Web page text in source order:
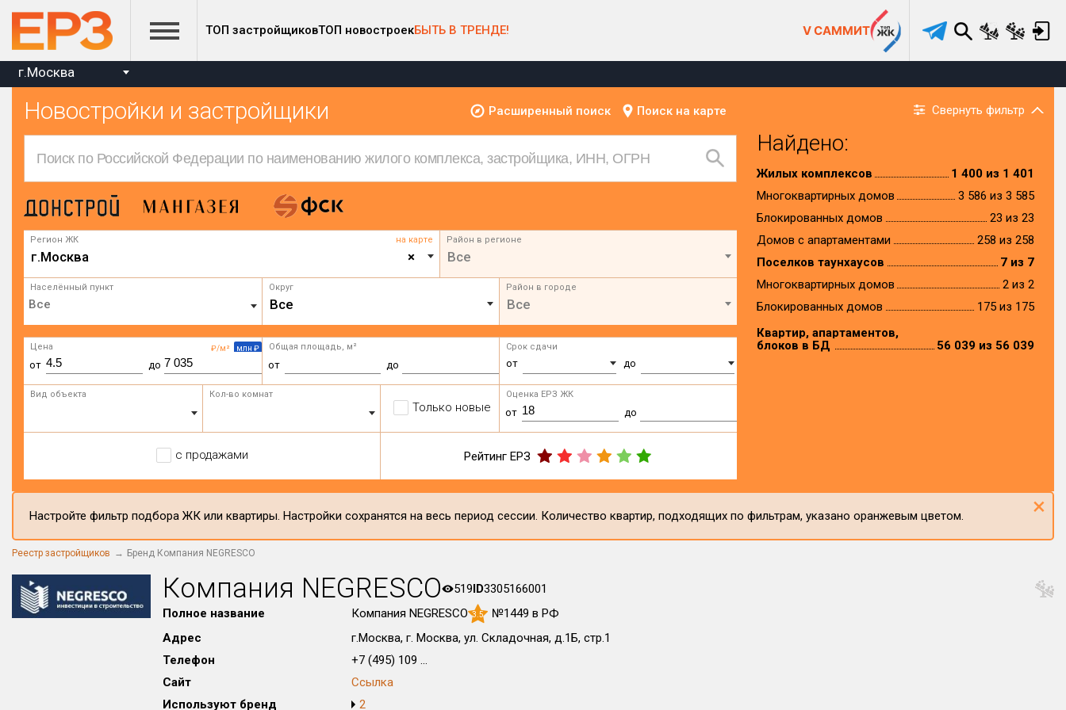
ТОП застройщиковТОП новостроекБЫТЬ В ТРЕНДЕ! V САММИТ
г.Москва
Новостройки и застройщики Расширенный поиск Поиск на карте Свернуть фильтр
Регион ЖК на карте
×
г.Москва
Район в регионе
Все
Населённый пункт Округ
Все
Район в городе
Все
₽/м² млн ₽
Цена
от до
Общая площадь, м²
от до
Срок сдачи
от до
Вид объекта Кол-во комнат
Только новые
Оценка ЕРЗ ЖК
от до
с продажами Рейтинг ЕРЗ
Найдено:
Жилых комплексов
1 400 из 1 401
Многоквартирных домов
3 586 из 3 585
Блокированных домов
23 из 23
Домов с апартаментами
258 из 258
Поселков таунхаусов
7 из 7
Многоквартирных домов
2 из 2
Блокированных домов
175 из 175
Квартир, апартаментов,
блоков в БД
56 039 из 56 039
Настройте фильтр подбора ЖК или квартиры. Настройки сохранятся на весь период сессии. Количество квартир, подходящих по фильтрам, указано оранжевым цветом. ×
Реестр застройщиков Бренд Компания NEGRESCO
Компания NEGRESCO 519ID3305166001
Полное название
Компания NEGRESCO 3.5
№1449 в РФ
Адрес
г.Москва, г. Москва, ул. Складочная, д.1Б, стр.1
Телефон
+7 (495) 109 ...
Сайт
Ссылка
Используют бренд
2